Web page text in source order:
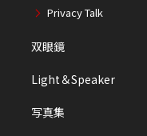
Privacy Talk
双眼鏡
Light＆Speaker
写真集